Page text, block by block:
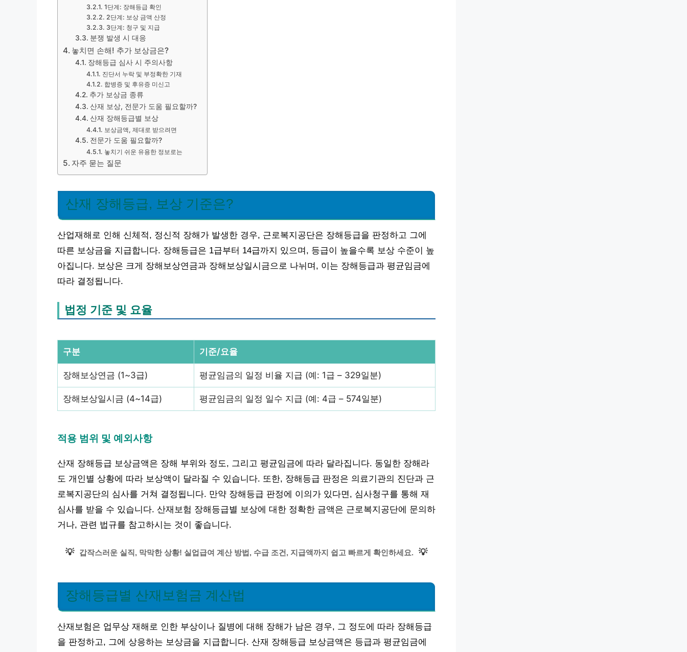
1단계: 장해등급 확인
2단계: 보상 금액 산정
3단계: 청구 및 지급
분쟁 발생 시 대응
놓치면 손해! 추가 보상금은?
장해등급 심사 시 주의사항
진단서 누락 및 부정확한 기재
합병증 및 후유증 미신고
추가 보상금 종류
산재 보상, 전문가 도움 필요할까?
산재 장해등급별 보상
보상금액, 제대로 받으려면
전문가 도움 필요할까?
놓치기 쉬운 유용한 정보로는
자주 묻는 질문
산재 장해등급, 보상 기준은?
산업재해로 인해 신체적, 정신적 장해가 발생한 경우, 근로복지공단은 장해등급을 판정하고 그에
따른 보상금을 지급합니다. 장해등급은 1급부터 14급까지 있으며, 등급이 높을수록 보상 수준이 높
아집니다. 보상은 크게 장해보상연금과 장해보상일시금으로 나뉘며, 이는 장해등급과 평균임금에
따라 결정됩니다.
법정 기준 및 요율
구분 기준/요율
장해보상연금 (1~3급) 평균임금의 일정 비율 지급 (예: 1급 – 329일분)
장해보상일시금 (4~14급) 평균임금의 일정 일수 지급 (예: 4급 – 574일분)
적용 범위 및 예외사항
산재 장해등급 보상금액은 장해 부위와 정도, 그리고 평균임금에 따라 달라집니다. 동일한 장해라
도 개인별 상황에 따라 보상액이 달라질 수 있습니다. 또한, 장해등급 판정은 의료기관의 진단과 근
로복지공단의 심사를 거쳐 결정됩니다. 만약 장해등급 판정에 이의가 있다면, 심사청구를 통해 재
심사를 받을 수 있습니다. 산재보험 장해등급별 보상에 대한 정확한 금액은 근로복지공단에 문의하
거나, 관련 법규를 참고하시는 것이 좋습니다.
💡 갑작스러운 실직, 막막한 상황! 실업급여 계산 방법, 수급 조건, 지급액까지 쉽고 빠르게 확인하세요. 💡
장해등급별 산재보험금 계산법
산재보험은 업무상 재해로 인한 부상이나 질병에 대해 장해가 남은 경우, 그 정도에 따라 장해등급
을 판정하고, 그에 상응하는 보상금을 지급합니다. 산재 장해등급 보상금액은 등급과 평균임금에